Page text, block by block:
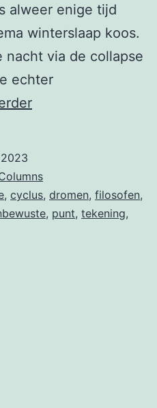
alweer enige tijd
winterslaap koos.
nacht via de collapse
echter
Column
de
Maan
, cyclus, dromen, filosofen,
, punt, tekening,